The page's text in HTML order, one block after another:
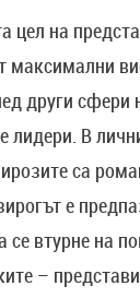
цел на
максимални
други
лидери. В
са
е
се втурне на
–